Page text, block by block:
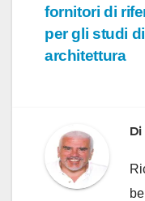
fornitori di
per gli studi di
architettura
Di